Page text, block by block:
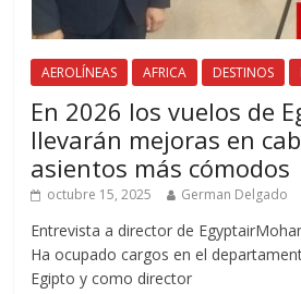
AEROLÍNEAS AFRICA DESTINOS
En 2026 los vuelos de
llevarán mejoras en
asientos más cómodos
octubre 15, 2025 German Delgado
Entrevista a director de
Ha ocupado cargos en el
Egipto y como director